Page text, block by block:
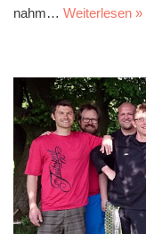
nahm… Weiterlesen »